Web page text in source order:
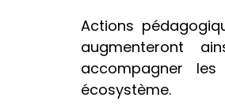
Actions
augmenteront
accompagner
écosystème.